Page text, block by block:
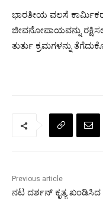
ಭಾರತೀಯ ವಲಸೆ ಕಾರ್ಮಿಕರ
ಜೀವನೋಪಾಯವನ್ನು
ತುರ್ತು ಕ್ರಮಗಳನ್ನು
Previous article
ನಟ ದರ್ಶನ್ ಕೃತ್ಯ